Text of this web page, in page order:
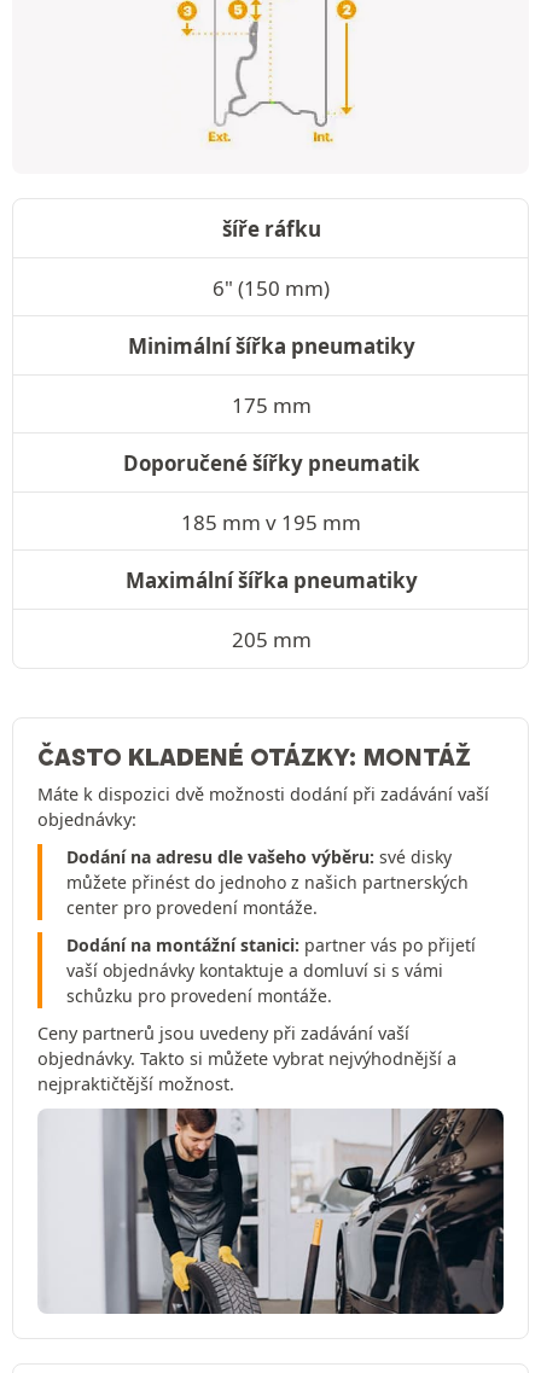
šíře ráfku
6" (150 mm)
Minimální šířka pneumatiky
175 mm
Doporučené šířky pneumatik
185 mm v 195 mm
Maximální šířka pneumatiky
205 mm
ČASTO KLADENÉ OTÁZKY: MONTÁŽ
Máte k dispozici dvě možnosti dodání při zadávání vaší
objednávky:
Dodání na adresu dle vašeho výběru: své disky
můžete přinést do jednoho z našich partnerských
center pro provedení montáže.
Dodání na montážní stanici: partner vás po přijetí
vaší objednávky kontaktuje a domluví si s vámi
schůzku pro provedení montáže.
Ceny partnerů jsou uvedeny při zadávání vaší
objednávky. Takto si můžete vybrat nejvýhodnější a
nejpraktičtější možnost.